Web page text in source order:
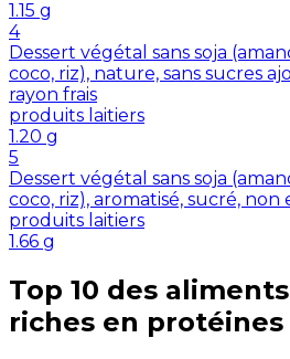
1.15 g
4
Dessert végétal sans soja
coco, riz), nature, sans sucres
rayon frais
produits laitiers
1.20 g
5
Dessert végétal sans soja
coco, riz), aromatisé, sucré, non
produits laitiers
1.66 g
Top 10 des
riches en protéines